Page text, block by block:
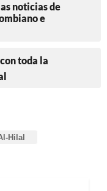
noticias de
e
toda la
Hilal